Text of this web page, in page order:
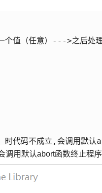
值（任意）--->之后处
代码不成立,会调用默
调用默认abort函数终止程序